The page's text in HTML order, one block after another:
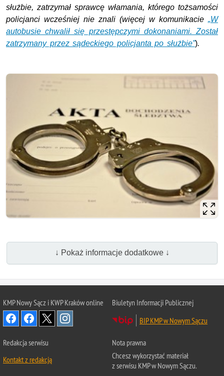
służbie, zatrzymał sprawcę włamania, którego tożsamości
policjanci wcześniej nie znali (więcej w komunikacie „W
autobusie chwalił się przestępczymi dokonaniami. Został
zatrzymany przez sądeckiego policjanta po służbie”).
↓ Pokaż informacje dodatkowe ↓
KMP Nowy Sącz i KWP Kraków online
Biuletyn Informacji Publicznej
BIP KMP w Nowym Sączu
Redakcja serwisu
Kontakt z redakcją
Nota prawna
Chcesz wykorzystać materiał
z serwisu KMP w Nowym Sączu.